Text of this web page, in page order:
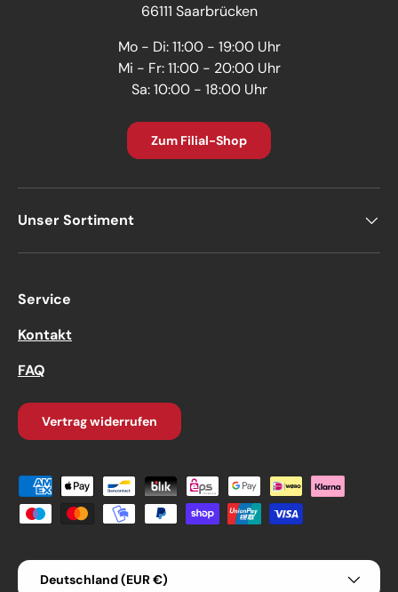
66111 Saarbrücken
Mo - Di: 11:00 - 19:00 Uhr
Mi - Fr: 11:00 - 20:00 Uhr
Sa: 10:00 - 18:00 Uhr
Zum Filial-Shop
Unser Sortiment
Service
Kontakt
FAQ
Vertrag widerrufen
Zahlungsmethoden
Land/Region
Deutschland (EUR €)